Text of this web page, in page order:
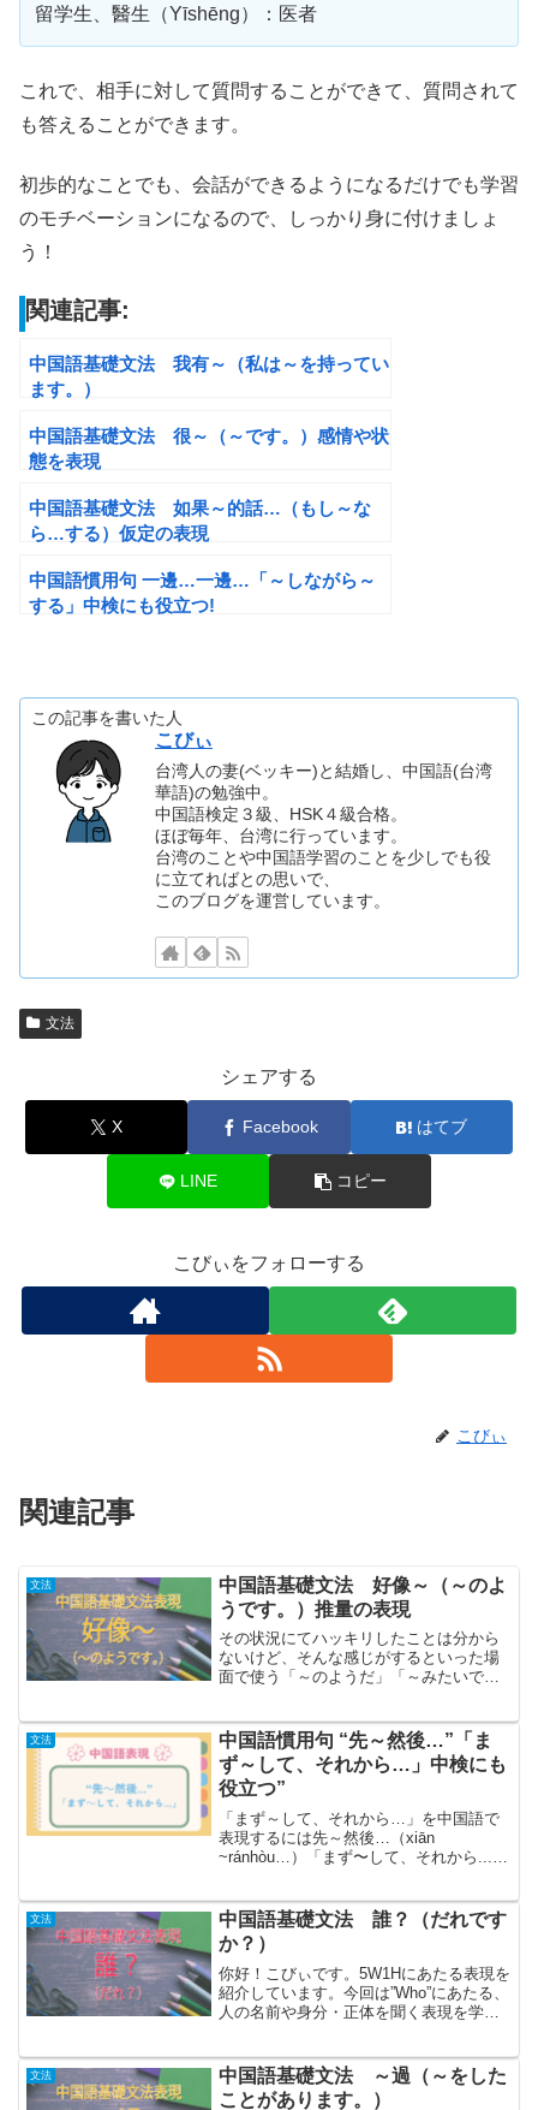
留学生、醫生（Yīshēng）：医者
これで、相手に対して質問することができて、質問されて
も答えることができます。
初歩的なことでも、会話ができるようになるだけでも学習
のモチベーションになるので、しっかり身に付けましょ
う！
関連記事:
中国語基礎文法 我有～（私は～を持ってい
ます。）
中国語基礎文法 很～（～です。）感情や状
態を表現
中国語基礎文法 如果～的話…（もし～な
ら…する）仮定の表現
中国語慣用句 一邊…一邊…「～しながら～
する」中検にも役立つ!
この記事を書いた人
こびぃ
台湾人の妻(ベッキー)と結婚し、中国語(台湾
華語)の勉強中。
中国語検定３級、HSK４級合格。
ほぼ毎年、台湾に行っています。
台湾のことや中国語学習のことを少しでも役
に立てればとの思いで、
このブログを運営しています。
文法
シェアする
X Facebook はてブ
LINE コピー
こびぃをフォローする
こびぃ
関連記事
文法
中国語基礎文法 好像～（～のよ
うです。）推量の表現
その状況にてハッキリしたことは分から
ないけど、そんな感じがするといった場
面で使う「～のようだ」「～みたいで
迷ったようだ」など断定を避けて可能性
の高い状況・状態を伝えると...
文法
中国語慣用句 “先～然後…”「ま
ず～して、それから…」中検にも
役立つ”
「まず～して、それから…」を中国語で
表現するには先～然後…（xiān
~ránhòu…）「まず〜して、それから...」
后…】中検などで、問題文は簡体字で出
題されるの...
文法
中国語基礎文法 誰？（だれです
か？）
你好！こびぃです。5W1Hにあたる表現を
紹介しています。今回は”Who”にあたる、
人の名前や身分・正体を聞く表現を学び
すか？」や「だれが」と「理由」を聞...
文法
中国語基礎文法 ～過（～をした
ことがあります。）